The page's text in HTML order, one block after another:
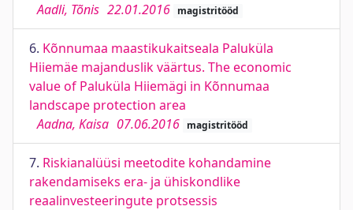
Aadli, Tõnis 22.01.2016 magistritööd
6. Kõnnumaa maastikukaitseala Paluküla
Hiiemäe majanduslik väärtus. The economic
value of Paluküla Hiiemägi in Kõnnumaa
landscape protection area
Aadna, Kaisa 07.06.2016 magistritööd
7. Riskianalüüsi meetodite kohandamine
rakendamiseks era- ja ühiskondlike
reaalinvesteeringute protsessis